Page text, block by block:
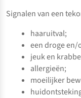
Signalen van een
haaruitval;
een droge
jeuk en
allergieën;
moeilijker